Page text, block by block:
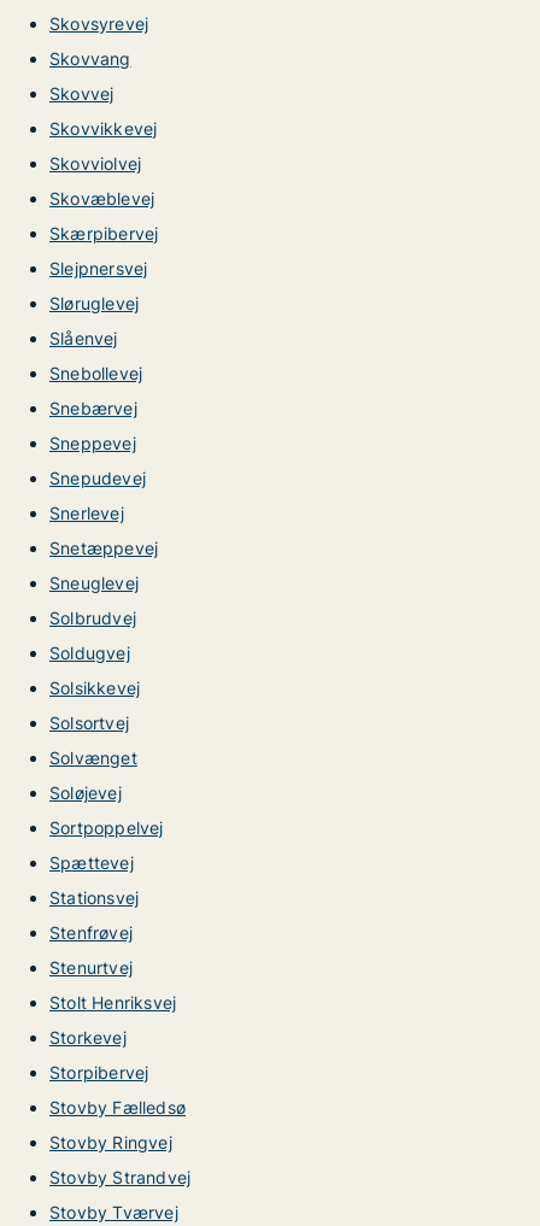
Skovsyrevej
Skovvang
Skovvej
Skovvikkevej
Skovviolvej
Skovæblevej
Skærpibervej
Slejpnersvej
Sløruglevej
Slåenvej
Snebollevej
Snebærvej
Sneppevej
Snepudevej
Snerlevej
Snetæppevej
Sneuglevej
Solbrudvej
Soldugvej
Solsikkevej
Solsortvej
Solvænget
Soløjevej
Sortpoppelvej
Spættevej
Stationsvej
Stenfrøvej
Stenurtvej
Stolt Henriksvej
Storkevej
Storpibervej
Stovby Fælledsø
Stovby Ringvej
Stovby Strandvej
Stovby Tværvej